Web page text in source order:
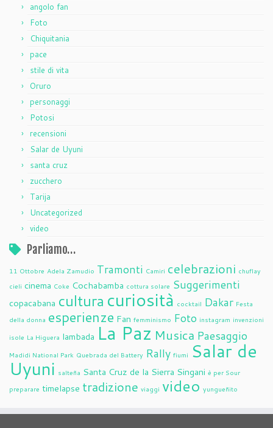
angolo fan
Foto
Chiquitania
pace
stile di vita
Oruro
personaggi
Potosi
recensioni
Salar de Uyuni
santa cruz
zucchero
Tarija
Uncategorized
video
Parliamo…
11 Ottobre Adela Zamudio Tramonti Camiri celebrazioni chuflay
cieli cinema Coke Cochabamba cottura solare Suggerimenti
copacabana cultura curiosità cocktail Dakar Festa
della donna esperienze Fan femminismo Foto instagram invenzioni
isole La Higuera lambada La Paz Musica Paesaggio
Madidi National Park Quebrada del Battery Rally fiumi Salar de
Uyuni salteña Santa Cruz de la Sierra Singani è per Sour
preparare timelapse tradizione viaggi video yungueñito